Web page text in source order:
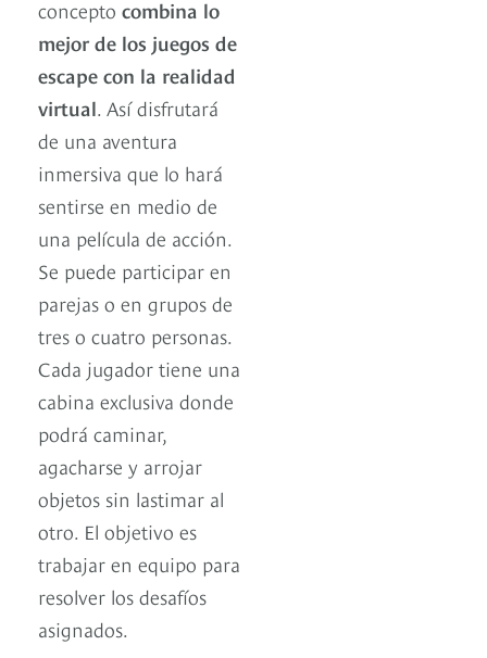
concepto combina lo
mejor de los juegos de
escape con la realidad
virtual . Así disfrutará
de una aventura
inmersiva que lo hará
sentirse en medio de
una película de acción.
Se puede participar en
parejas o en grupos de
tres o cuatro personas.
Cada jugador tiene una
cabina exclusiva donde
podrá caminar,
agacharse y arrojar
objetos sin lastimar al
otro. El objetivo es
trabajar en equipo para
resolver los desafíos
asignados.